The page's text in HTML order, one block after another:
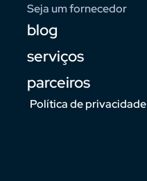
Seja um fornecedor
blog
serviços
parceiros
Política de privacidade